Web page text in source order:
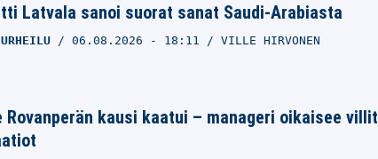
Latvala sanoi suorat sanat Saudi-Arabiasta
06.08.2026 - 18:11 VILLE HIRVONEN
Rovanperän kausi kaatui – manageri oikaisee villit